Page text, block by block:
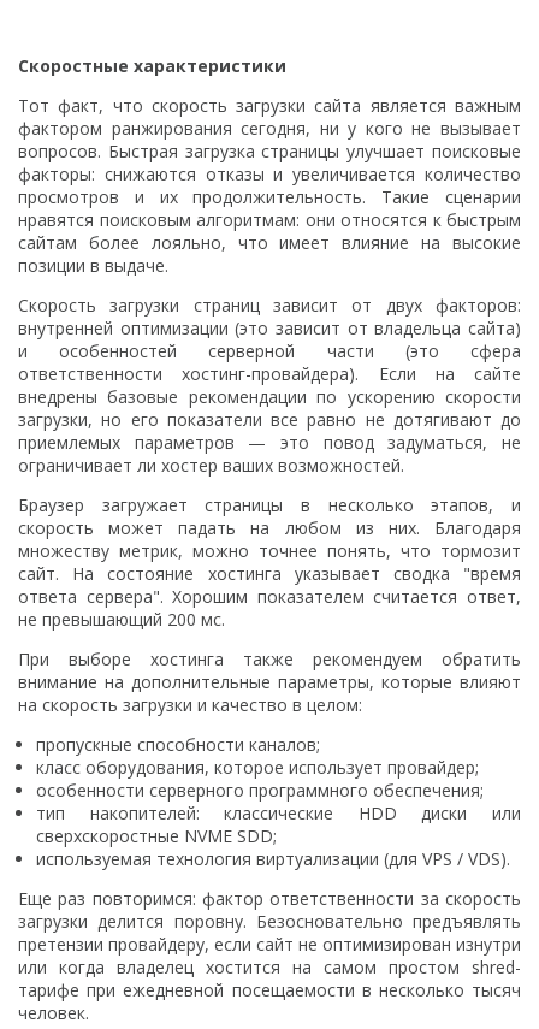
Скоростные характеристики
Тот факт, что скорость загрузки сайта является важным
фактором ранжирования сегодня, ни у кого не вызывает
вопросов. Быстрая загрузка страницы улучшает поисковые
факторы: снижаются отказы и увеличивается количество
просмотров и их продолжительность. Такие сценарии
нравятся поисковым алгоритмам: они относятся к быстрым
сайтам более лояльно, что имеет влияние на высокие
позиции в выдаче.
Скорость загрузки страниц зависит от двух факторов:
внутренней оптимизации (это зависит от владельца сайта)
и особенностей серверной части (это сфера
ответственности хостинг-провайдера). Если на сайте
внедрены базовые рекомендации по ускорению скорости
загрузки, но его показатели все равно не дотягивают до
приемлемых параметров — это повод задуматься, не
ограничивает ли хостер ваших возможностей.
Браузер загружает страницы в несколько этапов, и
скорость может падать на любом из них. Благодаря
множеству метрик, можно точнее понять, что тормозит
сайт. На состояние хостинга указывает сводка "время
ответа сервера". Хорошим показателем считается ответ,
не превышающий 200 мс.
При выборе хостинга также рекомендуем обратить
внимание на дополнительные параметры, которые влияют
на скорость загрузки и качество в целом:
пропускные способности каналов;
класс оборудования, которое использует провайдер;
особенности серверного программного обеспечения;
тип накопителей: классические HDD диски или
сверхскоростные NVME SDD;
используемая технология виртуализации (для VPS / VDS).
Еще раз повторимся: фактор ответственности за скорость
загрузки делится поровну. Безосновательно предъявлять
претензии провайдеру, если сайт не оптимизирован изнутри
или когда владелец хостится на самом простом shred-
тарифе при ежедневной посещаемости в несколько тысяч
человек.